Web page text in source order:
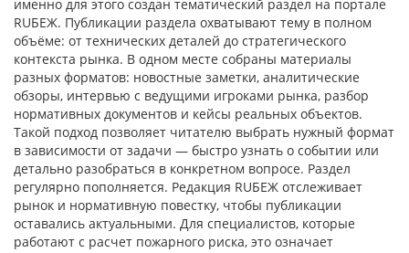
именно для этого создан тематический раздел на портале
RUБЕЖ. Публикации раздела охватывают тему в полном
объёме: от технических деталей до стратегического
контекста рынка. В одном месте собраны материалы
разных форматов: новостные заметки, аналитические
обзоры, интервью с ведущими игроками рынка, разбор
нормативных документов и кейсы реальных объектов.
Такой подход позволяет читателю выбрать нужный формат
в зависимости от задачи — быстро узнать о событии или
детально разобраться в конкретном вопросе. Раздел
регулярно пополняется. Редакция RUБЕЖ отслеживает
рынок и нормативную повестку, чтобы публикации
оставались актуальными. Для специалистов, которые
работают с расчет пожарного риска, это означает